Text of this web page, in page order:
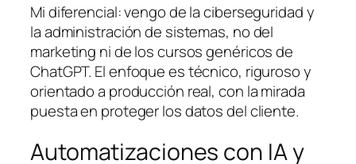
Mi diferencial: vengo de la ciberseguridad y
la administración de sistemas, no del
marketing ni de los cursos genéricos de
ChatGPT. El enfoque es técnico, riguroso y
orientado a producción real, con la mirada
puesta en proteger los datos del cliente.
Automatizaciones con IA y